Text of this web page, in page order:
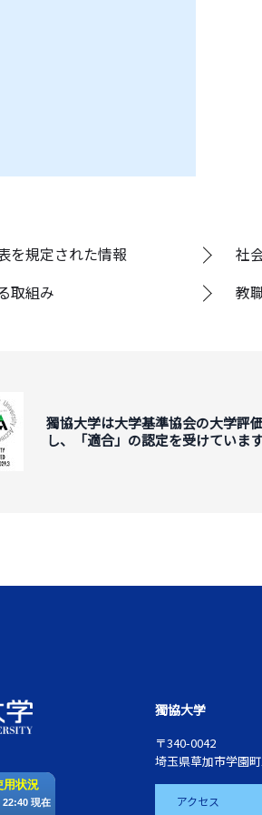
を規定された情報 社
取組み
教
獨協大学は大学基準協会の大学評
し、「適合」の認定を受けています
獨協大学
〒340-0042
埼玉県草加市学園
アクセス